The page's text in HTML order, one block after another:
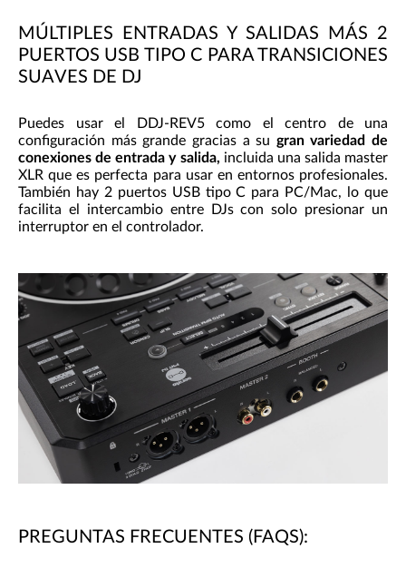
MÚLTIPLES ENTRADAS Y SALIDAS MÁS 2
PUERTOS USB TIPO C PARA TRANSICIONES
SUAVES DE DJ
Puedes usar el DDJ-REV5 como el centro de una
configuración más grande gracias a su gran variedad de
conexiones de entrada y salida, incluida una salida master
XLR que es perfecta para usar en entornos profesionales.
También hay 2 puertos USB tipo C para PC/Mac, lo que
facilita el intercambio entre DJs con solo presionar un
interruptor en el controlador.
PREGUNTAS FRECUENTES (FAQS):